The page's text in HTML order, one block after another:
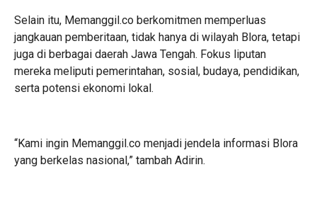
Selain itu, Memanggil.co berkomitmen memperluas
jangkauan pemberitaan, tidak hanya di wilayah Blora, tetapi
juga di berbagai daerah Jawa Tengah. Fokus liputan
mereka meliputi pemerintahan, sosial, budaya, pendidikan,
serta potensi ekonomi lokal.
“Kami ingin Memanggil.co menjadi jendela informasi Blora
yang berkelas nasional,” tambah Adirin.